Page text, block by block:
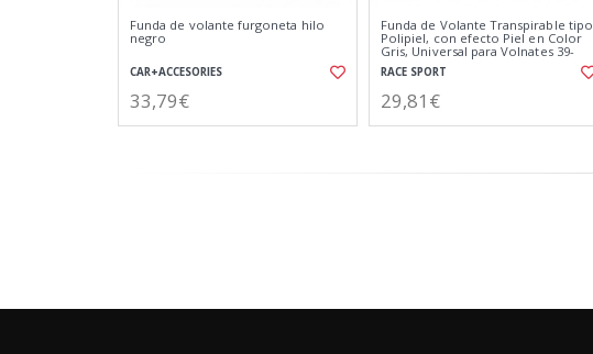
Funda de volante furgoneta hilo
negro
CAR+ACCESORIES
33,79€
Funda de Volante Transpirable tipo
Polipiel, con efecto Piel en Color
Gris, Universal para Volnates 39-
41cm diametro
RACE SPORT
29,81€